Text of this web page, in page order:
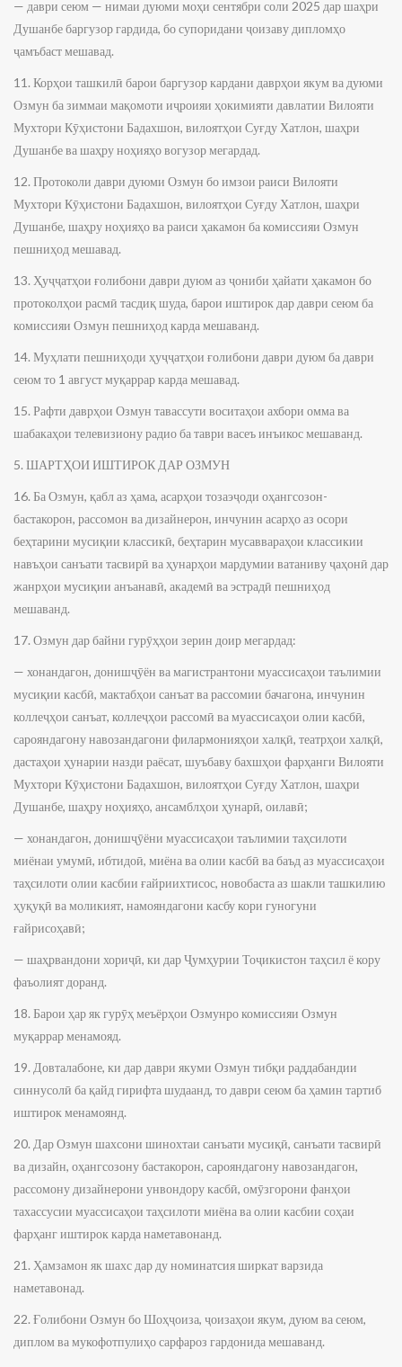
— даври сеюм — нимаи дуюми моҳи сентябри соли 2025 дар шаҳри
Душанбе баргузор гардида, бо супоридани ҷоизаву дипломҳо
ҷамъбаст мешавад.
11. Корҳои ташкилӣ барои баргузор кардани даврҳои якум ва дуюми
Озмун ба зиммаи мақомоти иҷроияи ҳокимияти давлатии Вилояти
Мухтори Кӯҳистони Бадахшон, вилоятҳои Суғду Хатлон, шаҳри
Душанбе ва шаҳру ноҳияҳо вогузор мегардад.
12. Протоколи даври дуюми Озмун бо имзои раиси Вилояти
Мухтори Кӯҳистони Бадахшон, вилоятҳои Суғду Хатлон, шаҳри
Душанбе, шаҳру ноҳияҳо ва раиси ҳакамон ба комиссияи Озмун
пешниҳод мешавад.
13. Ҳуҷҷатҳои ғолибони даври дуюм аз ҷониби ҳайати ҳакамон бо
протоколҳои расмӣ тасдиқ шуда, барои иштирок дар даври сеюм ба
комиссияи Озмун пешниҳод карда мешаванд.
14. Муҳлати пешниҳоди ҳуҷҷатҳои ғолибони даври дуюм ба даври
сеюм то 1 август муқаррар карда мешавад.
15. Рафти даврҳои Озмун тавассути воситаҳои ахбори омма ва
шабакаҳои телевизиону радио ба таври васеъ инъикос мешаванд.
5. ШАРТҲОИ ИШТИРОК ДАР ОЗМУН
16. Ба Озмун, қабл аз ҳама, асарҳои тозаэҷоди оҳангсозон-
бастакорон, рассомон ва дизайнерон, инчунин асарҳо аз осори
беҳтарини мусиқии классикӣ, беҳтарин мусаввараҳои классикии
навъҳои санъати тасвирӣ ва ҳунарҳои мардумии ватаниву ҷаҳонӣ дар
жанрҳои мусиқии анъанавӣ, академӣ ва эстрадӣ пешниҳод
мешаванд.
17. Озмун дар байни гурӯҳҳои зерин доир мегардад:
— хонандагон, донишҷӯён ва магистрантони муассисаҳои таълимии
мусиқии касбӣ, мактабҳои санъат ва рассомии бачагона, инчунин
коллеҷҳои санъат, коллеҷҳои рассомӣ ва муассисаҳои олии касбӣ,
сарояндагону навозандагони филармонияҳои халқӣ, театрҳои халқӣ,
дастаҳои ҳунарии назди раёсат, шуъбаву бахшҳои фарҳанги Вилояти
Мухтори Кӯҳистони Бадахшон, вилоятҳои Суғду Хатлон, шаҳри
Душанбе, шаҳру ноҳияҳо, ансамблҳои ҳунарӣ, оилавӣ;
— хонандагон, донишҷӯёни муассисаҳои таълимии таҳсилоти
миёнаи умумӣ, ибтидоӣ, миёна ва олии касбӣ ва баъд аз муассисаҳои
таҳсилоти олии касбии ғайриихтисос, новобаста аз шакли ташкилию
ҳуқуқӣ ва моликият, намояндагони касбу кори гуногуни
ғайрисоҳавӣ;
— шаҳрвандони хориҷӣ, ки дар Ҷумҳурии Тоҷикистон таҳсил ё кору
фаъолият доранд.
18. Барои ҳар як гурӯҳ меъёрҳои Озмунро комиссияи Озмун
муқаррар менамояд.
19. Довталабоне, ки дар даври якуми Озмун тибқи раддабандии
синнусолӣ ба қайд гирифта шудаанд, то даври сеюм ба ҳамин тартиб
иштирок менамоянд.
20. Дар Озмун шахсони шинохтаи санъати мусиқӣ, санъати тасвирӣ
ва дизайн, оҳангсозону бастакорон, сарояндагону навозандагон,
рассомону дизайнерони унвондору касбӣ, омӯзгорони фанҳои
тахассусии муассисаҳои таҳсилоти миёна ва олии касбии соҳаи
фарҳанг иштирок карда наметавонанд.
21. Ҳамзамон як шахс дар ду номинатсия ширкат варзида
наметавонад.
22. Ғолибони Озмун бо Шоҳҷоиза, ҷоизаҳои якум, дуюм ва сеюм,
диплом ва мукофотпулиҳо сарфароз гардонида мешаванд.